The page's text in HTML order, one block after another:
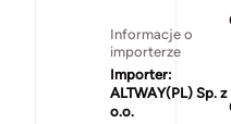
Informacje o
importerze
Importer:
ALTWAY(PL) Sp. z
o.o.